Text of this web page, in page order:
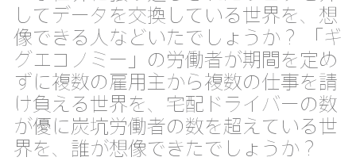
してデータを交換している世界を、想
像できる人などいたでしょうか？ 「ギ
グエコノミー」の労働者が期間を定め
ずに複数の雇用主から複数の仕事を請
け負える世界を、宅配ドライバーの数
が優に炭坑労働者の数を超えている世
界を、誰が想像できたでしょうか？